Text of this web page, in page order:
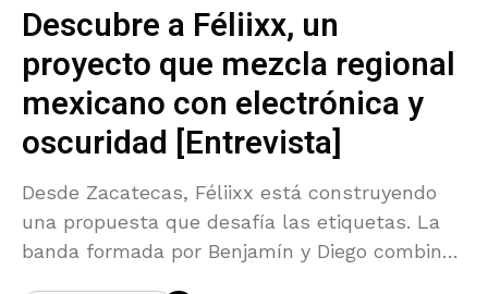
Descubre a Féliixx, un
proyecto que mezcla regional
mexicano con electrónica y
oscuridad [Entrevista]
Desde Zacatecas, Féliixx está construyendo
una propuesta que desafía las etiquetas. La
banda formada por Benjamín y Diego combina